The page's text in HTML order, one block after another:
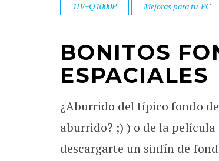
1IV+Q1000P Mejoras para tu PC
BONITOS
ESPACIALES
¿Aburrido del típico fondo
aburrido? ;) ) o de la
descargarte un sinfín de